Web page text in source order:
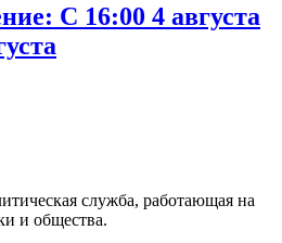
С 16:00 4 августа
служба, работающая на
и общества.